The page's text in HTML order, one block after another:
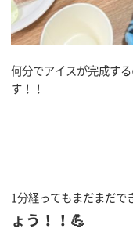
何分でアイスが完成す
す！！
1分経ってもまだまだで
ょう！！💪